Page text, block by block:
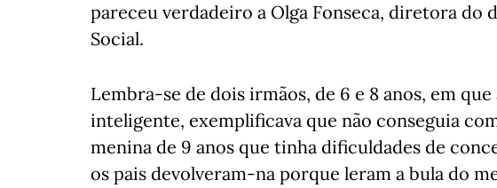
pareceu verdadeiro a Olga Fonseca, diretora do
Social.
Lembra-se de dois irmãos, de 6 e 8 anos, em
inteligente, exemplificava que não conseguia
menina de 9 anos que tinha dificuldades de
os pais devolveram-na porque leram a bula do